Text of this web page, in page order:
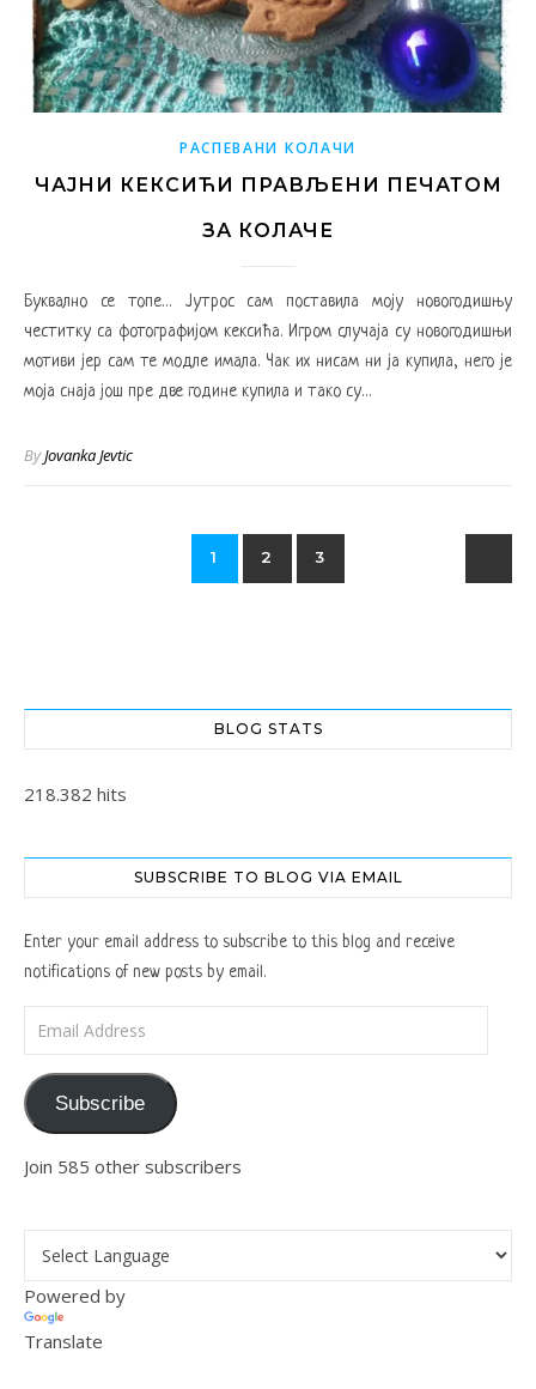
РАСПЕВАНИ КОЛАЧИ
ЧАЈНИ КЕКСИЋИ ПРАВЉЕНИ ПЕЧАТОМ
ЗА КОЛАЧЕ
Буквално се топе… Јутрос сам поставила моју новогодишњу
честитку са фотографијом кексића. Игром случаја су новогодишњи
мотиви јер сам те модле имала. Чак их нисам ни ја купила, него је
моја снаја још пре две године купила и тако су…
ByJovanka Jevtic
1 2 3
BLOG STATS
218.382 hits
SUBSCRIBE TO BLOG VIA EMAIL
Enter your email address to subscribe to this blog and receive
notifications of new posts by email.
Email Address
Subscribe
Join 585 other subscribers
Powered by
Translate